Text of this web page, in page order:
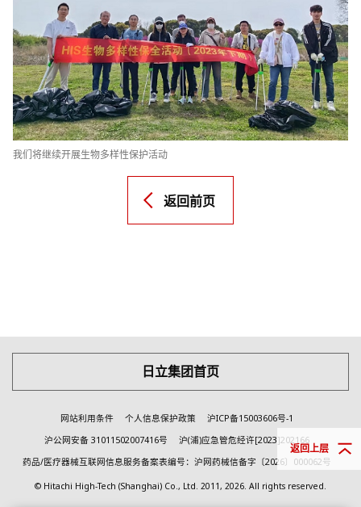
我们将继续开展生物多样性保护活动
返回前页
返回上层
日立集团首页
网站利用条件 个人信息保护政策
沪ICP备15003606号-1
沪公网安备 31011502007416号
沪(浦)应急管危经许[2023]202166
药品/医疗器械互联网信息服务备案表编号：沪网药械信备字〔2026〕000062号
© Hitachi High-Tech (Shanghai) Co., Ltd. 2011, 2026 . All rights reserved.